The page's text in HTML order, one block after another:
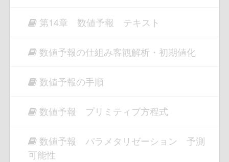
第14章 数値予報 テキスト
数値予報の仕組み客観解析・初期値化
数値予報の手順
数値予報 プリミティブ方程式
数値予報 パラメタリゼーション 予測
可能性